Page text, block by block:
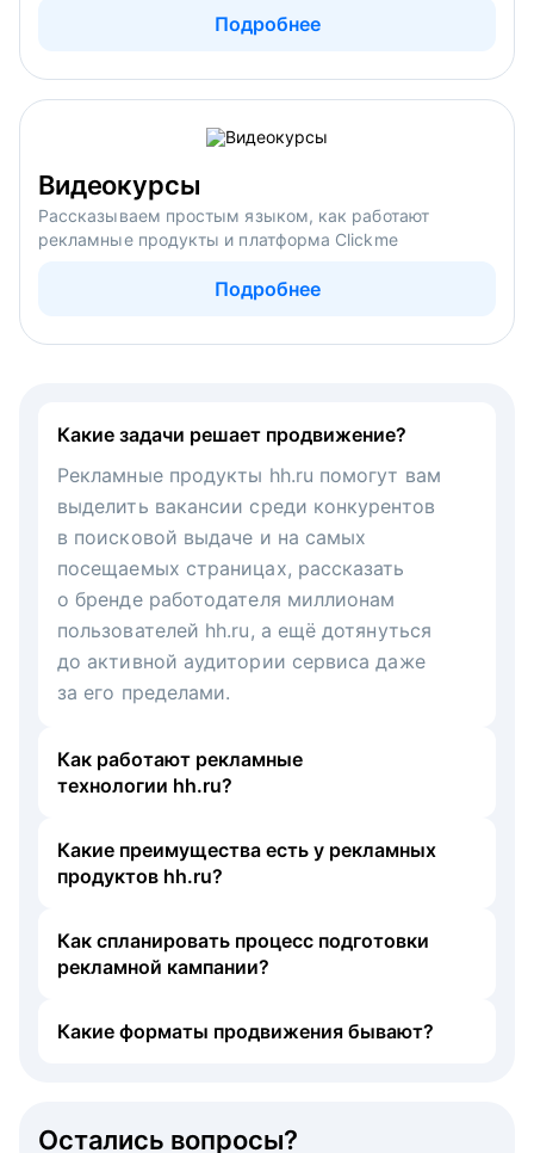
Подробнее
Видеокурсы
Рассказываем простым языком, как работают
рекламные продукты и платформа Clickme
Подробнее
Какие задачи решает продвижение?
Рекламные продукты hh.ru помогут вам
выделить вакансии среди конкурентов
в поисковой выдаче и на самых
посещаемых страницах, рассказать
о бренде работодателя миллионам
пользователей hh.ru, а ещё дотянуться
до активной аудитории сервиса даже
за его пределами.
Как работают рекламные
технологии hh.ru?
Какие преимущества есть у рекламных
продуктов hh.ru?
Как спланировать процесс подготовки
рекламной кампании?
Какие форматы продвижения бывают?
Остались вопросы?